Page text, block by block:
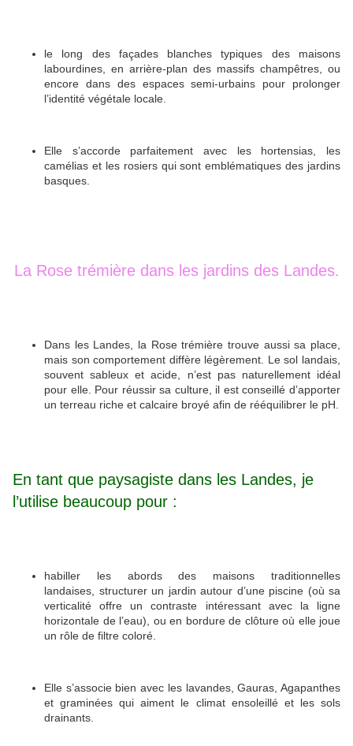
le long des façades blanches typiques des maisons
labourdines, en arrière-plan des massifs champêtres, ou
encore dans des espaces semi-urbains pour prolonger
l’identité végétale locale.
Elle s’accorde parfaitement avec les hortensias, les
camélias et les rosiers qui sont emblématiques des jardins
basques.
La Rose trémière dans les jardins des Landes.
Dans les Landes, la Rose trémière trouve aussi sa place,
mais son comportement diffère légèrement. Le sol landais,
souvent sableux et acide, n’est pas naturellement idéal
pour elle. Pour réussir sa culture, il est conseillé d’apporter
un terreau riche et calcaire broyé afin de rééquilibrer le pH.
En tant que paysagiste dans les Landes, je
l’utilise beaucoup pour :
habiller les abords des maisons traditionnelles
landaises, structurer un jardin autour d’une piscine (où sa
verticalité offre un contraste intéressant avec la ligne
horizontale de l’eau), ou en bordure de clôture où elle joue
un rôle de filtre coloré.
Elle s’associe bien avec les lavandes, Gauras, Agapanthes
et graminées qui aiment le climat ensoleillé et les sols
drainants.